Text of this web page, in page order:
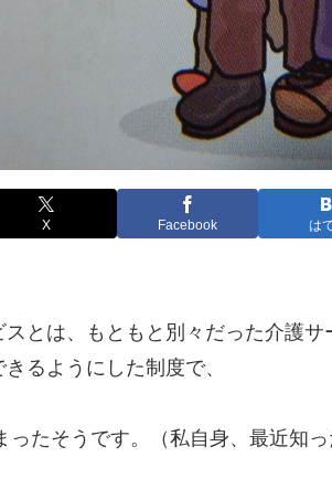
X Facebook は
とは、もともと別々だった介護
るようにした制度で、
ったそうです。（私自身、最近知っ